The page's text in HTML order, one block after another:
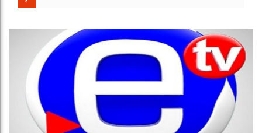
Bénin :
Aliko